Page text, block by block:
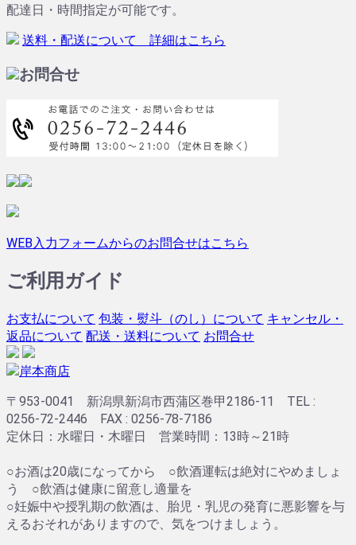
配達日・時間指定が可能です。
送料・配送について 詳細はこちら
お問合せ
WEB入力フォームからのお問合せはこちら
ご利用ガイド
お支払について 包装・熨斗（のし）について キャンセル・
返品について 配送・送料について お問合せ
〒953-0041 新潟県新潟市西蒲区巻甲2186-11 TEL :
0256-72-2446 FAX : 0256-78-7186
定休日：水曜日・木曜日 営業時間：13時～21時
○お酒は20歳になってから ○飲酒運転は絶対にやめましょ
う ○飲酒は健康に留意し適量を
○妊娠中や授乳期の飲酒は、胎児・乳児の発育に悪影響を与
えるおそれがありますので、気をつけましょう。